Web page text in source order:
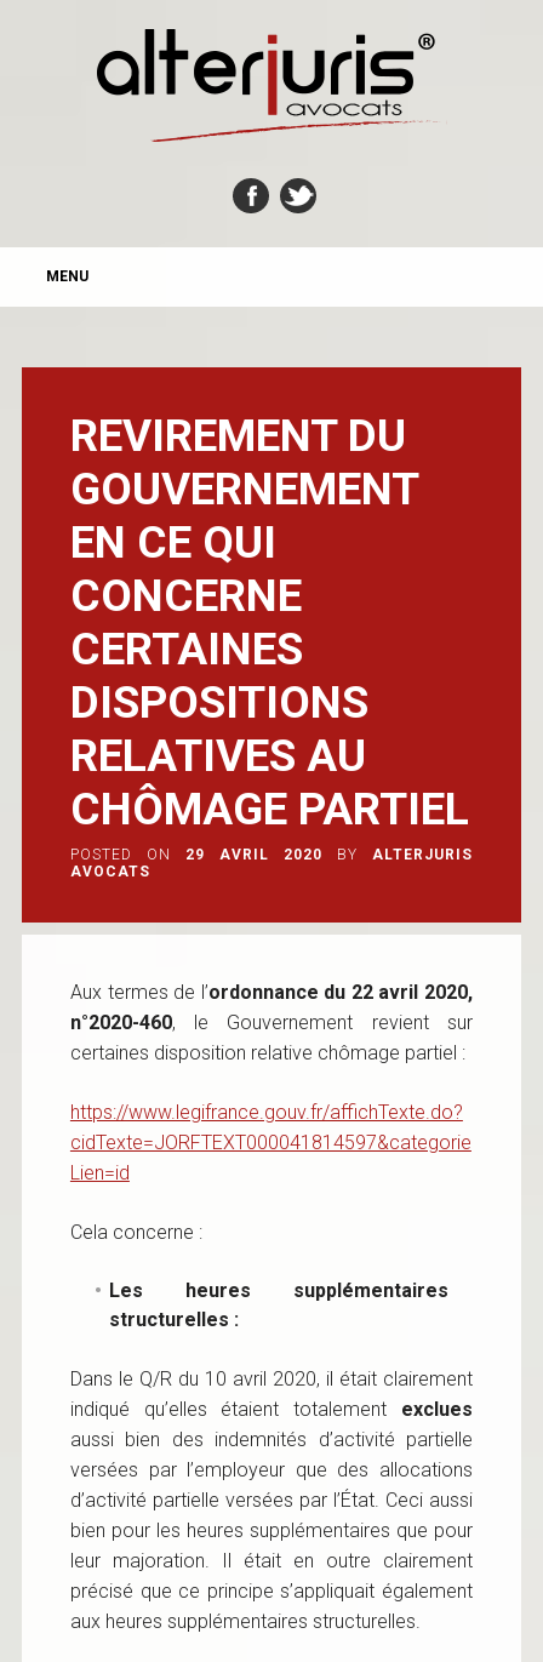
MAIN MENU
MENU
REVIREMENT DU
GOUVERNEMENT
EN CE QUI
CONCERNE
CERTAINES
DISPOSITIONS
RELATIVES AU
CHÔMAGE PARTIEL
POSTED ON 29 AVRIL 2020 BY
ALTERJURIS
AVOCATS
Aux termes de l’ordonnance du 22 avril 2020,
n°2020-460, le Gouvernement revient sur
certaines disposition relative chômage partiel :
https://www.legifrance.gouv.fr/affichTexte.do?
cidTexte=JORFTEXT000041814597&categorie
Lien=id
Cela concerne :
Les heures supplémentaires
structurelles :
Dans le Q/R du 10 avril 2020, il était clairement
indiqué qu’elles étaient totalement exclues
aussi bien des indemnités d’activité partielle
versées par l’employeur que des allocations
d’activité partielle versées par l’État. Ceci aussi
bien pour les heures supplémentaires que pour
leur majoration. Il était en outre clairement
précisé que ce principe s’appliquait également
aux heures supplémentaires structurelles.